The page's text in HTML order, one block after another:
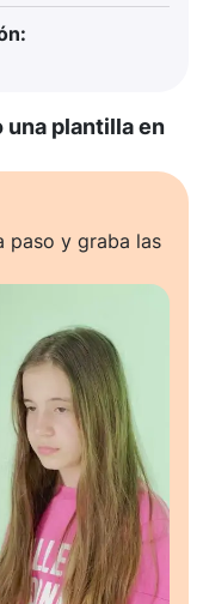
una plantilla en
paso y graba las